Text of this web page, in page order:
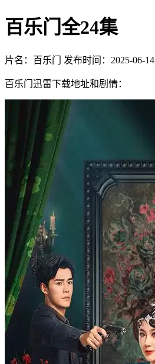
百乐门全24集
片名：百乐门 发布时间：2025-06-14
百乐门迅雷下载地址和剧情：